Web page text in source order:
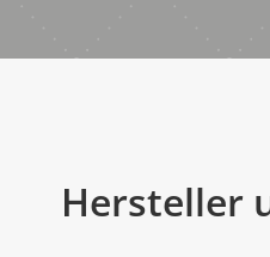
Hersteller